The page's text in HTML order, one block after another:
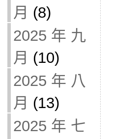
月 (8)
2025 年 九
月 (10)
2025 年 八
月 (13)
2025 年 七